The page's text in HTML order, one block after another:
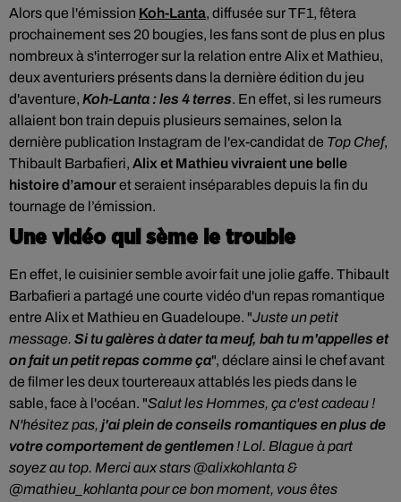
Alors que l'émission Koh-Lanta, diffusée sur TF1, fêtera
prochainement ses 20 bougies, les fans sont de plus en plus
nombreux à s'interroger sur la relation entre Alix et Mathieu,
deux aventuriers présents dans la dernière édition du jeu
d'aventure, Koh-Lanta : les 4 terres. En effet, si les rumeurs
allaient bon train depuis plusieurs semaines, selon la
dernière publication Instagram de l'ex-candidat de Top Chef,
Thibault Barbafieri, Alix et Mathieu vivraient une belle
histoire d’amouret seraient inséparables depuis la fin du
tournage de l’émission.
Une vidéo qui sème le trouble
En effet, le cuisinier semble avoir fait une jolie gaffe. Thibault
Barbafieri a partagé une courte vidéo d'un repas romantique
entre Alix et Mathieu en Guadeloupe. "Juste un petit
message. Si tu galères à dater ta meuf, bah tu m'appelles et
on fait un petit repas comme ça", déclare ainsi le chef avant
de filmer les deux tourtereaux attablés les pieds dans le
sable, face à l'océan. "Salut les Hommes, ça c'est cadeau !
N'hésitez pas, j'ai plein de conseils romantiques en plus de
votre comportement de gentlemen ! Lol. Blague à part
soyez au top. Merci aux stars @alixkohlanta &
@mathieu_kohlanta pour ce bon moment, vous êtes